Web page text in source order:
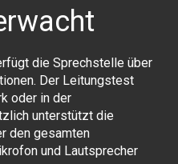
die Sprechstelle über
Der Leitungstest
oder in der
unterstützt die
den gesamten
und Lautsprecher